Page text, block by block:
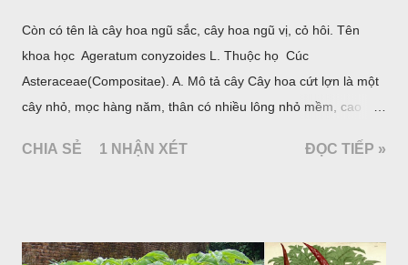
Còn có tên là cây hoa ngũ sắc, cây hoa ngũ vị, cỏ hôi. Tên
khoa học Ageratum conyzoides L. Thuộc họ Cúc
Asteraceae(Compositae). A. Mô tả cây Cây hoa cứt lợn là một
cây nhỏ, mọc hàng năm, thân có nhiều lông nhỏ mềm, cao
đối hình trứng hay 3 cạnh, dài 2-6cm, rộng 1-3cm, mép có
CHIA SẺ 1 NHẬN XÉT ĐỌC TIẾP »